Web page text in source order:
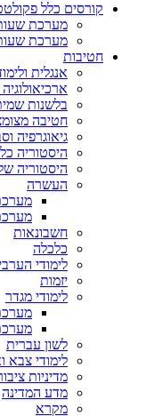
קורסים כלל
מערכת
מערכת
חטיבות
אנגלית
בלשנות
חטיבה
גיאוגרפיה
היסטוריה
היסטוריה
העשרה
חשבונאות
כלכלה
לימודי
יזמות
לימודי מגדר
לשון עברית
לימודי צבא
מדיניות
מדע המדינה
מקרא